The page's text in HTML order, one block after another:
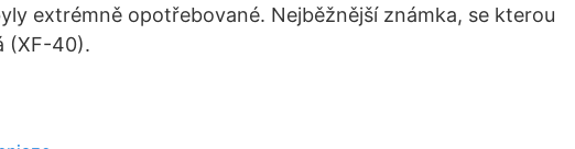
extrémně opotřebované. Nejběžnější známka, se kterou
(XF-40).